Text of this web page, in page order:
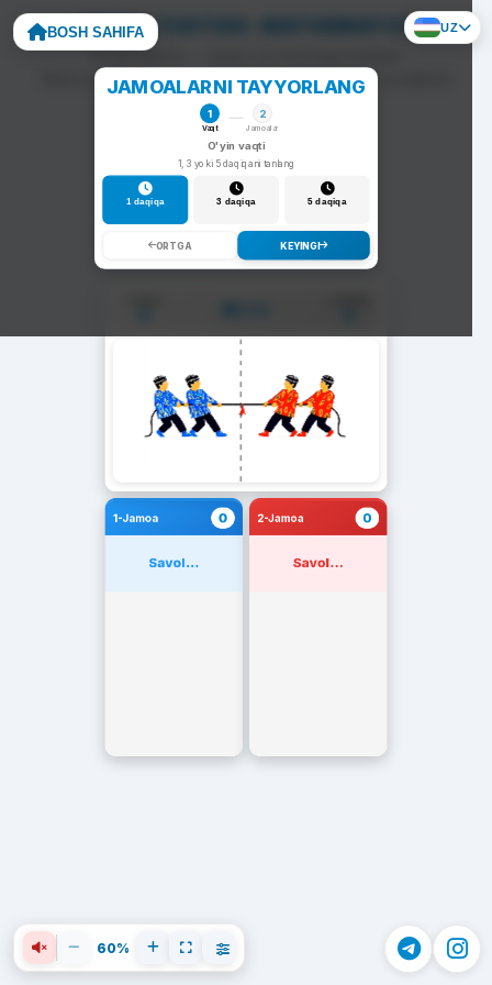
BOSH SAHIFA UZ
ARQON TORTISH: MATHEMATICS
To'g'ri javob — arqon siz tomonga tortiladi.
Noto'g'ri javob — arqon raqib tomonga siljiydi va darhol
yangi savol chiqadi.
JAMOALARNI TAYYORLANG
1
Vaqt
2
Jamoalar
O'yin vaqti
1, 3 yoki 5 daqiqani tanlang
1 daqiqa 3 daqiqa 5 daqiqa
ORTGA KEYINGI
1-Jamoa 0
Savol...
2-Jamoa 0
Savol...
60%